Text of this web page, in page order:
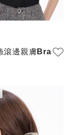
滾邊親膚Bra